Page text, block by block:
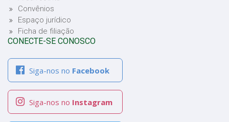
Convênios
Espaço jurídico
Ficha de filiação
CONECTE-SE CONOSCO
Siga-nos no Facebook
Siga-nos no Instagram